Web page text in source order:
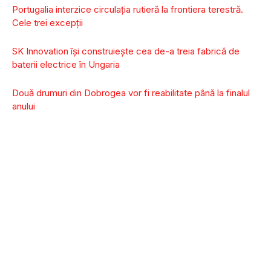
Portugalia interzice circulaţia rutieră la frontiera terestră.
Cele trei excepții
SK Innovation își construiește cea de-a treia fabrică de
baterii electrice în Ungaria
Două drumuri din Dobrogea vor fi reabilitate până la finalul
anului